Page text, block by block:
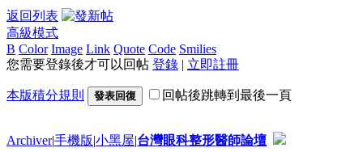
返回列表
高級模式
B Color Image Link Quote Code Smilies
您需要登錄後才可以回帖 登錄 | 立即註冊
本版積分規則 發表回復 回帖後跳轉到最後一頁
Archiver|手機版|小黑屋|台灣眼科整形醫師論壇